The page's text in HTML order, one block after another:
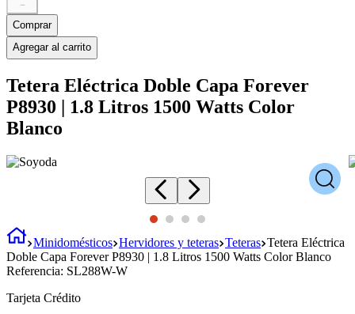
－
Comprar
Agregar al carrito
Tetera Eléctrica Doble Capa Forever
P8930 | 1.8 Litros 1500 Watts Color
Blanco
Minidomésticos Hervidores y teteras Teteras Tetera Eléctrica
Doble Capa Forever P8930 | 1.8 Litros 1500 Watts Color Blanco
Referencia: SL288W-W
Tarjeta Crédito